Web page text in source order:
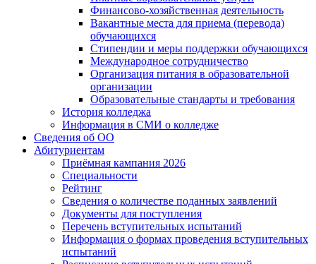
Финансово-хозяйственная деятельность
Вакантные места для приема (перевода)
обучающихся
Стипендии и меры поддержки обучающихся
Международное сотрудничество
Организация питания в образовательной
организации
Образовательные стандарты и требования
История колледжа
Информация в СМИ о колледже
Сведения об ОО
Абитуриентам
Приёмная кампания 2026
Специальности
Рейтинг
Сведения о количестве поданных заявлений
Документы для поступления
Перечень вступительных испытаний
Информация о формах проведения вступительных
испытаний